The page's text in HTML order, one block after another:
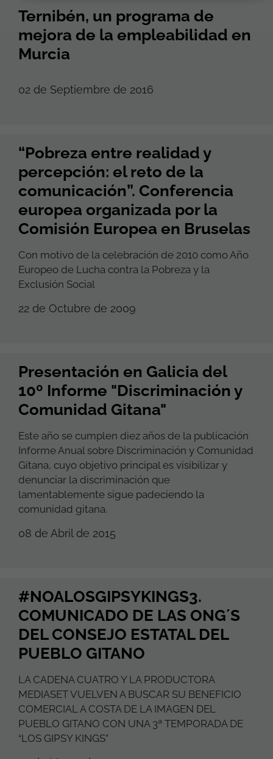
Ternibén, un programa de
mejora de la empleabilidad en
Murcia
02 de Septiembre de 2016
“Pobreza entre realidad y
percepción: el reto de la
comunicación”. Conferencia
europea organizada por la
Comisión Europea en Bruselas
Con motivo de la celebración de 2010 como Año
Europeo de Lucha contra la Pobreza y la
Exclusión Social
22 de Octubre de 2009
Presentación en Galicia del
10º Informe "Discriminación y
Comunidad Gitana"
Este año se cumplen diez años de la publicación
Informe Anual sobre Discriminación y Comunidad
Gitana, cuyo objetivo principal es visibilizar y
denunciar la discriminación que
lamentablemente sigue padeciendo la
comunidad gitana.
08 de Abril de 2015
#NOALOSGIPSYKINGS3.
COMUNICADO DE LAS ONG´S
DEL CONSEJO ESTATAL DEL
PUEBLO GITANO
LA CADENA CUATRO Y LA PRODUCTORA
MEDIASET VUELVEN A BUSCAR SU BENEFICIO
COMERCIAL A COSTA DE LA IMAGEN DEL
PUEBLO GITANO CON UNA 3ª TEMPORADA DE
“LOS GIPSY KINGS”